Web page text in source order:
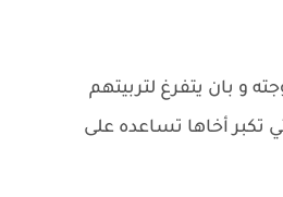
و بان يتفرغ لتربيتهم
تكبر أخاها تساعده على